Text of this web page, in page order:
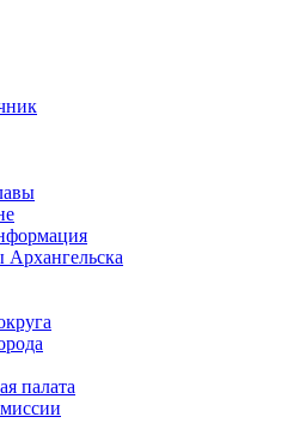
Архангельска
палата